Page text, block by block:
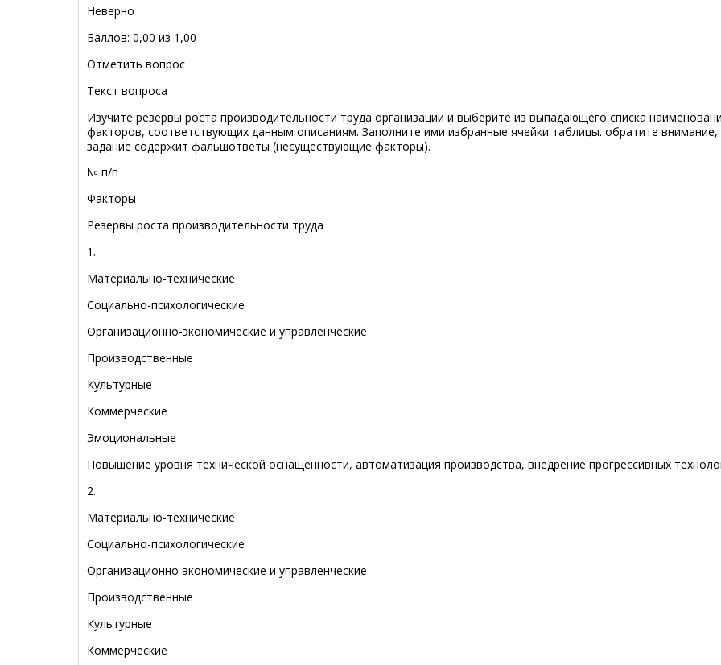
Неверно
Баллов: 0,00 из 1,00
Отметить вопрос
Текст вопроса
Изучите резервы роста производительности труда организации и выберите из выпадающего списка
факторов, соответствующих данным описаниям. Заполните ими избранные ячейки таблицы. обратите внимание,
задание содержит фальшответы (несуществующие факторы).
№ п/п
Факторы
Резервы роста производительности труда
1.
Материально-технические
Социально-психологические
Организационно-экономические и управленческие
Производственные
Культурные
Коммерческие
Эмоциональные
Повышение уровня технической оснащенности, автоматизация производства, внедрение прогрессивных
2.
Материально-технические
Социально-психологические
Организационно-экономические и управленческие
Производственные
Культурные
Коммерческие